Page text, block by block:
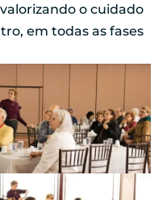
o cuidado
em todas as fases